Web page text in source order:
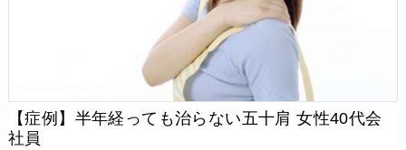
【症例】半年経っても治らない五十肩 女性40代会
社員